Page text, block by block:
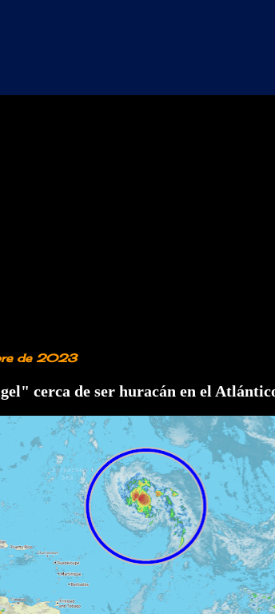
de 2023
cerca de ser huracán en el